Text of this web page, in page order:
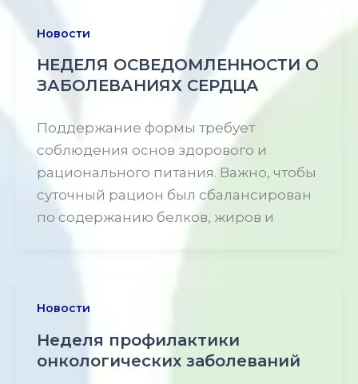
Новости
НЕДЕЛЯ ОСВЕДОМЛЕННОСТИ О
ЗАБОЛЕВАНИЯХ СЕРДЦА
Поддержание формы требует
соблюдения основ здорового и
рационального питания. Важно, чтобы
суточный рацион был сбалансирован
по содержанию белков, жиров и
Новости
Неделя профилактики
онкологических заболеваний